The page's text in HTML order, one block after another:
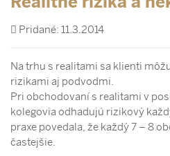
Pridané: 11.3.2014
Na trhu s realitami sa klienti
rizikami aj podvodmi.
Pri obchodovaní s realitami v
kolegovia odhadujú rizikový
praxe povedala, že každý 7 – 8
častejšie.